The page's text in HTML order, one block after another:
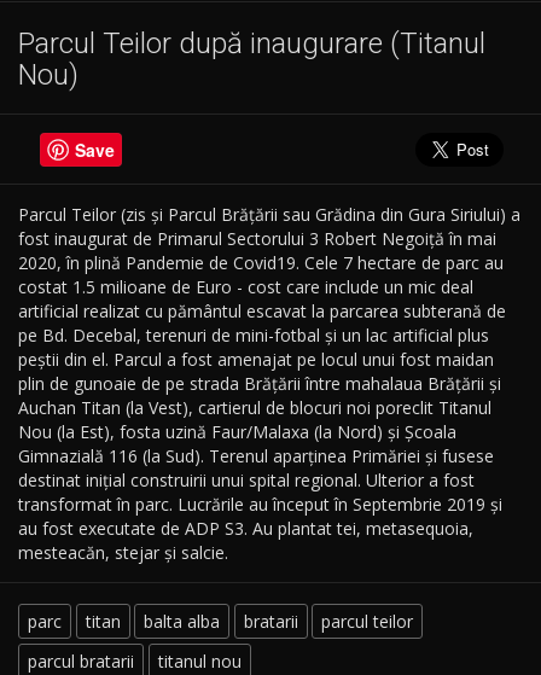
Parcul Teilor după inaugurare (Titanul
Nou)
Save
Parcul Teilor (zis și Parcul Brățării sau Grădina din Gura Siriului) a
fost inaugurat de Primarul Sectorului 3 Robert Negoiță în mai
2020, în plină Pandemie de Covid19. Cele 7 hectare de parc au
costat 1.5 milioane de Euro - cost care include un mic deal
artificial realizat cu pământul escavat la parcarea subterană de
pe Bd. Decebal, terenuri de mini-fotbal și un lac artificial plus
peștii din el. Parcul a fost amenajat pe locul unui fost maidan
plin de gunoaie de pe strada Brățării între mahalaua Brățării și
Auchan Titan (la Vest), cartierul de blocuri noi poreclit Titanul
Nou (la Est), fosta uzină Faur/Malaxa (la Nord) și Școala
Gimnazială 116 (la Sud). Terenul aparținea Primăriei și fusese
destinat inițial construirii unui spital regional. Ulterior a fost
transformat în parc. Lucrările au început în Septembrie 2019 și
au fost executate de ADP S3. Au plantat tei, metasequoia,
mesteacăn, stejar și salcie.
parc titan balta alba bratarii
parcul teilor
parcul bratarii
titanul nou